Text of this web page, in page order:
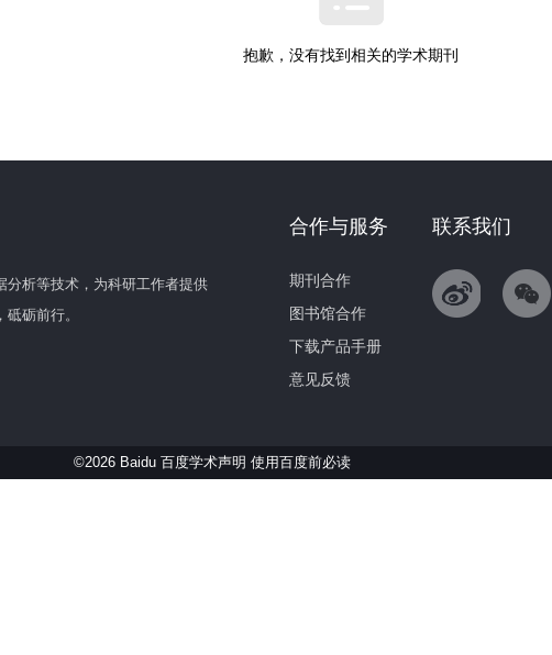
抱歉，没有找到相关的学术期刊
分析等技术，为科研工作者提供
砺前行。
联系我们
合作与服务
期刊合作
图书馆合作
下载产品手册
意见反馈
©2026 Baidu 百度学术声明 使用百度前必读